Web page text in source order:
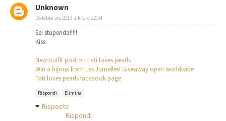
Unknown
16 febbraio 2013 alle ore 22:34
Sei stupenda!!!!!
Kiss
New outfit post on Tati loves pearls
Win a bijoux from Les Jumelles! Giveaway open worldwide
Tati loves pearls facebook page
Rispondi Elimina
Risposte
Rispondi